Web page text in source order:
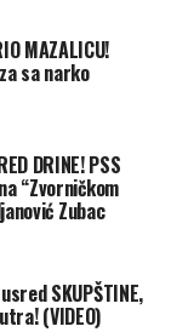
Ukrajini,
ruskim
napadnuti
je došlo i do
24
MAZALICU!
sa narko
DRINE! PSS
“Zvorničkom
Zubac
SKUPŠTINE,
(VIDEO)